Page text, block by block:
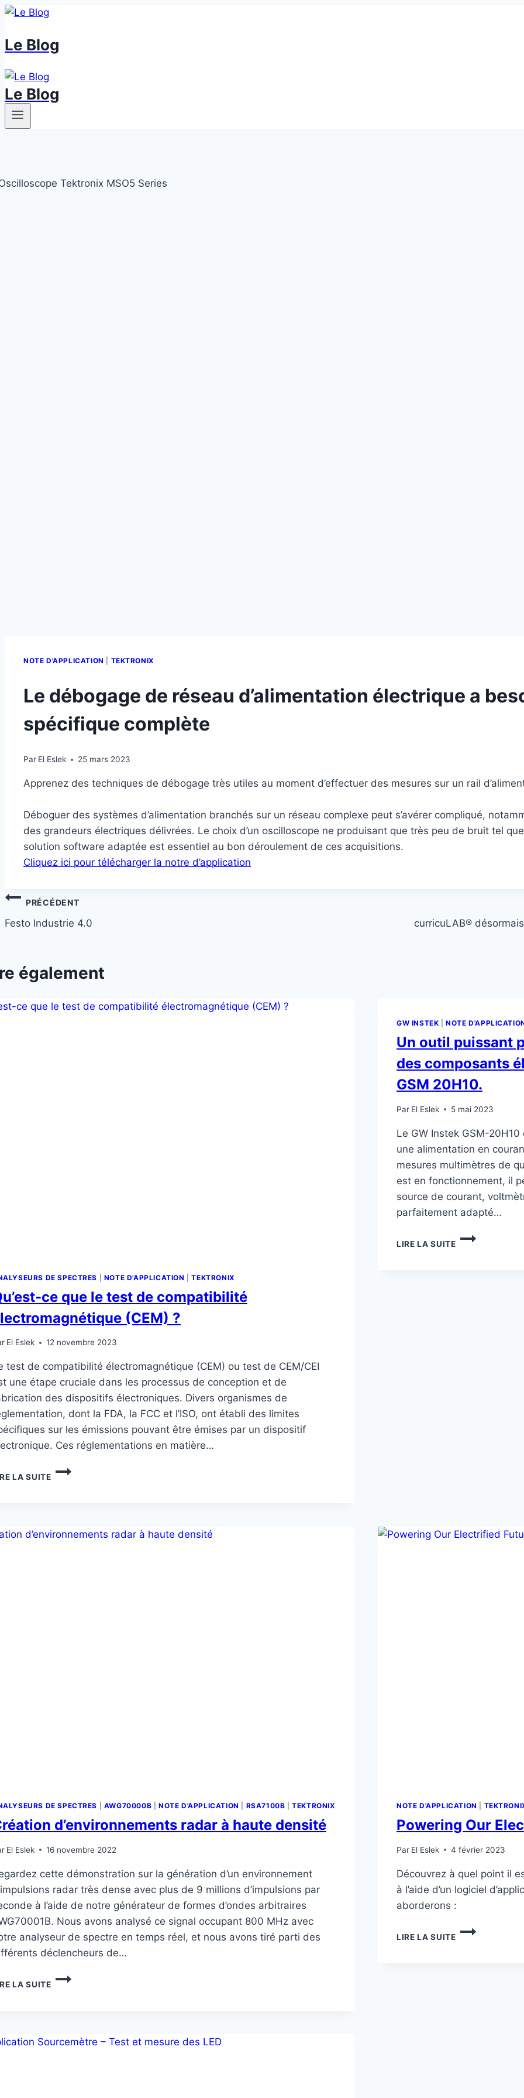
Skip
content
Le Blog
Le Blog
NOTE D'APPLICATION TEKTRONIX
Le débogage de réseau d’alimentation électrique a
spécifique complète
Par El Eslek 25 mars 2023
Apprenez des techniques de débogage très utiles au moment d’effectuer des mesures sur un rail
Déboguer des systèmes d’alimentation branchés sur un réseau complexe peut s’avérer compliqué,
des grandeurs électriques délivrées. Le choix d’un oscilloscope ne produisant que très peu de bruit tel
solution software adaptée est essentiel au bon déroulement de ces acquisitions.
Cliquez ici pour télécharger la notre d’application
Navigation
de
PRÉCÉDENT
Festo Industrie 4.0
curricuLAB®
également
DE SPECTRES NOTE D'APPLICATION |TEKTRONIX
ce que le test de compatibilité
(CEM) ?
El Eslek 12 novembre 2023
test de compatibilité électromagnétique (CEM) ou test de CEM/CEI
une étape cruciale dans les processus de conception et de
des dispositifs électroniques. Divers organismes de
dont la FDA, la FCC et l’ISO, ont établi des limites
sur les émissions pouvant être émises par un dispositif
Ces réglementations en matière…
LA SUITE
QU’EST-
CE
DE
GW INSTEK |NOTE
Un outil puissant
des composants
GSM 20H10.
Par El Eslek 5 mai 2023
Le GW Instek GSM-
une alimentation en
mesures multimètres de
est en fonctionnement, il
source de courant,
parfaitement adapté…
LIRE LA SUITE
UN
OUTIL
DE SPECTRES AWG70000B |NOTE D'APPLICATION RSA7100B |TEKTRONIX
d’environnements radar à haute densité
El Eslek 16 novembre 2022
cette démonstration sur la génération d’un environnement
radar très dense avec plus de 9 millions d’impulsions par
à l’aide de notre générateur de formes d’ondes arbitraires
Nous avons analysé ce signal occupant 800 MHz avec
analyseur de spectre en temps réel, et nous avons tiré parti des
déclencheurs de…
LA SUITE
CRÉATION
D’ENVIRONNEMENTS
DENSITÉ
NOTE D'APPLICATION
Powering Our
Par El Eslek 4 février 2023
Découvrez à quel point il
à l’aide d’un logiciel
aborderons :
LIRE LA SUITE
POWERING
OUR